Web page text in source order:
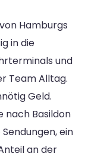
Hamburgs
in die
und
Team Alltag.
Geld.
nach Basildon
ein
an der